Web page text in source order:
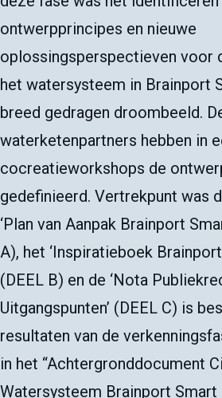
ontwerpprincipes en nieuwe
oplossingsperspectieven voor
het watersysteem in Brainport
breed gedragen droombeeld.
waterketenpartners hebben in
cocreatieworkshops de
gedefinieerd. Vertrekpunt was
‘Plan van Aanpak Brainport
A), het ‘Inspiratieboek
(DEEL B) en de ‘Nota
Uitgangspunten’ (DEEL C) is
resultaten van de
in het “Achtergronddocument
Watersysteem Brainport